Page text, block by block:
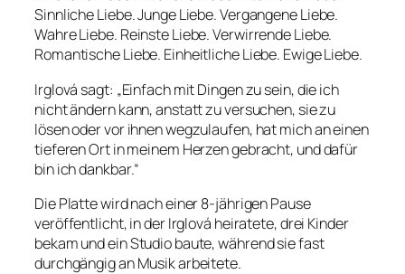
Sinnliche Liebe. Junge Liebe. Vergangene Liebe.
Wahre Liebe. Reinste Liebe. Verwirrende Liebe.
Romantische Liebe. Einheitliche Liebe. Ewige Liebe.
Irglová sagt: „Einfach mit Dingen zu sein, die ich
nicht ändern kann, anstatt zu versuchen, sie zu
lösen oder vor ihnen wegzulaufen, hat mich an einen
tieferen Ort in meinem Herzen gebracht, und dafür
bin ich dankbar.“
Die Platte wird nach einer 8-jährigen Pause
veröffentlicht, in der Irglová heiratete, drei Kinder
bekam und ein Studio baute, während sie fast
durchgängig an Musik arbeitete.